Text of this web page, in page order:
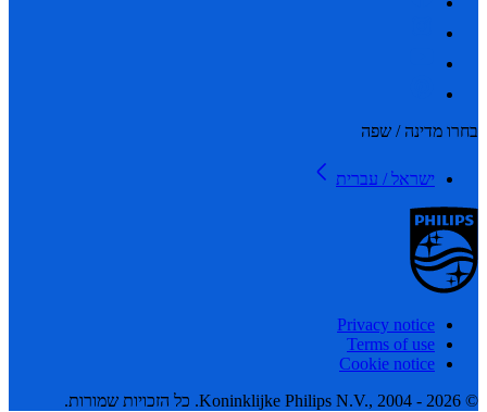
מדינה / שפה
ישראל / עברית
Privacy notice
Terms of use
Cookie notice